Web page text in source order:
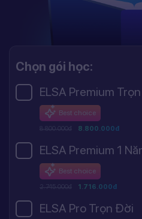
Chọn gói học:
ELSA Premium
Best choice
8.800.000đ 8.800.000đ
ELSA Premium 1
Best choice
2.745.000đ 1.716.000đ
ELSA Pro Trọn Đời